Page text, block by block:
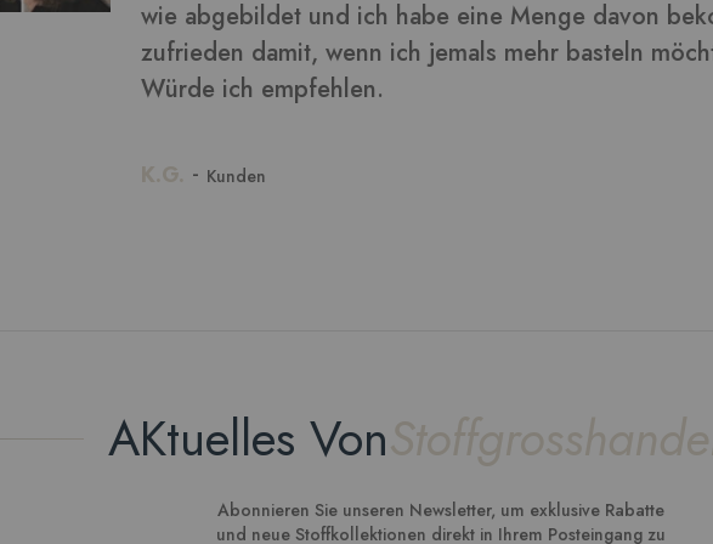
AKtuelles Von
Abonnieren Sie unseren Newsletter, um exklusive Rabatte
und neue Stoffkollektionen direkt in Ihrem Posteingang zu